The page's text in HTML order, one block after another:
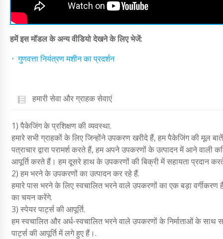
हमें इस मॉडल के अन्य वीडियो देखने के लिए भेजें:
गुणवत्ता नियंत्रण मशीन का प्रदर्शन
हमारी सेवा और ग्राहक सेवाएं
1) पैकेजिंग के प्रशिक्षण की व्यवस्था.
हमारे सभी ग्राहकों के लिए जिन्होंने उपकरण खरीदे हैं, हम पैकेजिंग की मूल
पत्राचार द्वारा परामर्श करते हैं, हम अपने उपकरणों के उत्पादन में आने
आपूर्ति करते हैं। हम दूसरे हाथ के उपकरणों की बिक्री में सहायता प्रदान
2) हम भरने के उपकरणों का उत्पादन कर रहे हैं.
हमारे पास भरने के लिए स्वचालित भरने वाले उपकरणों का एक बड़ा
का चयन करेंगे.
3) स्पेयर पार्ट्स की आपूर्ति.
हम स्वचालित और अर्ध-स्वचालित भरने वाले उपकरणों के निर्माताओं के
पार्ट्स की आपूर्ति में लगे हुए हैं।.